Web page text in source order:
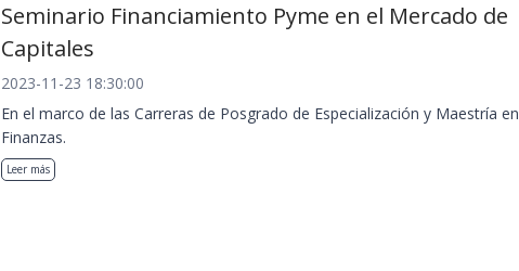
Seminario Financiamiento Pyme en el Mercado de
Capitales
2023-11-23 18:30:00
En el marco de las Carreras de Posgrado de Especialización y Maestría en
Finanzas.
Leer más